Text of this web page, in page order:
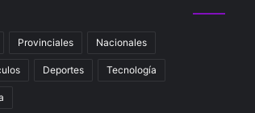
Provinciales Nacionales
Deportes Tecnología